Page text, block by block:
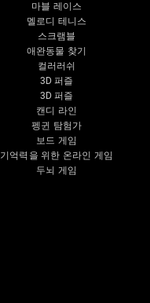
마블 레이스
멜로디 테니스
스크램블
애완동물 찾기
컬러러쉬
3D 퍼즐
3D 퍼즐
캔디 라인
펭귄 탐험가
보드 게임
기억력을 위한 온라인 게임
두뇌 게임